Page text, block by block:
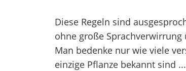
Diese Regeln sind
ohne große
Man bedenke nur wie viele
einzige Pflanze bekannt sind ...